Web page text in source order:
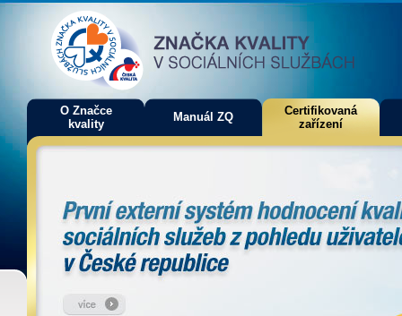
O Značce
kvality
Manuál ZQ
Certifikovaná
zařízení